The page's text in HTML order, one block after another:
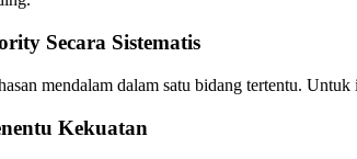
Secara Sistematis
mendalam dalam satu bidang tertentu.
Kekuatan